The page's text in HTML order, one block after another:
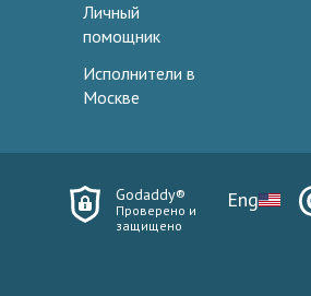
Личный
помощник
Исполнители в
Москве
Godaddy®
Проверено и
защищено
Eng